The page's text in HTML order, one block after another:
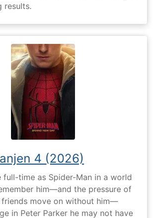
results.
4 (2026)
full-time as Spider-Man in a world
him—and the pressure of
friends move on without him—
in Peter Parker he may not have